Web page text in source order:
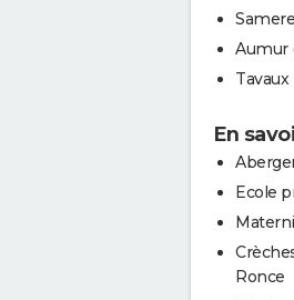
Aumur
Tavaux
En
Ecole
Ronce